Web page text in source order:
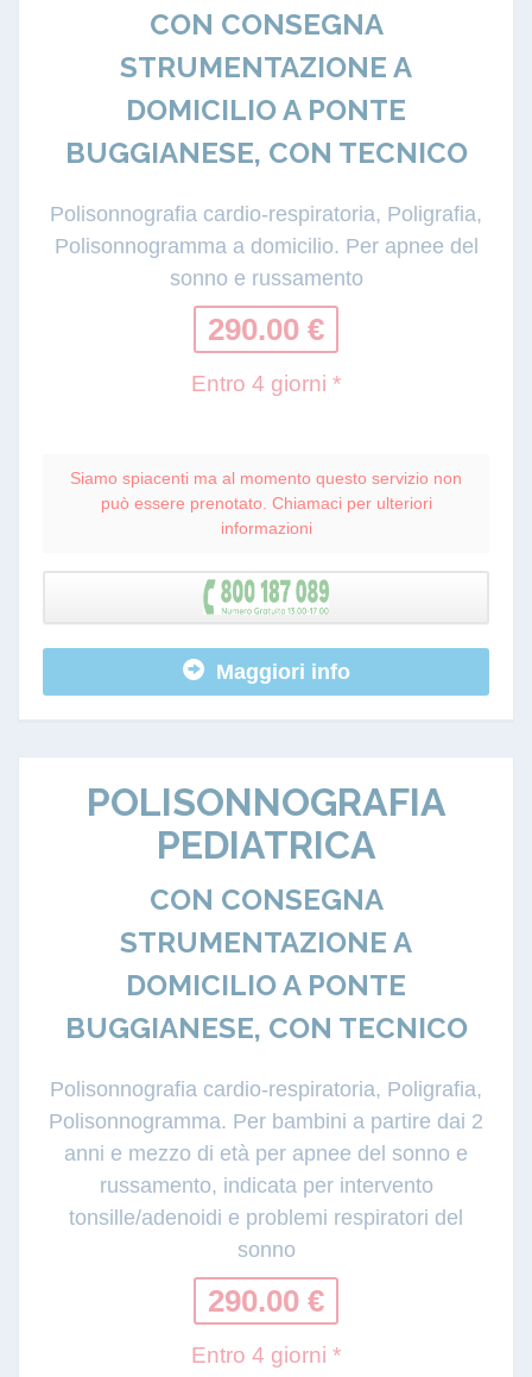
CON CONSEGNA
STRUMENTAZIONE A
DOMICILIO A PONTE
BUGGIANESE, CON TECNICO
Polisonnografia cardio-respiratoria, Poligrafia,
Polisonnogramma a domicilio. Per apnee del
sonno e russamento
290.00 €
Entro 4 giorni *
Siamo spiacenti ma al momento questo servizio non
può essere prenotato. Chiamaci per ulteriori
informazioni
Maggiori info
POLISONNOGRAFIA
PEDIATRICA
CON CONSEGNA
STRUMENTAZIONE A
DOMICILIO A PONTE
BUGGIANESE, CON TECNICO
Polisonnografia cardio-respiratoria, Poligrafia,
Polisonnogramma. Per bambini a partire dai 2
anni e mezzo di età per apnee del sonno e
russamento, indicata per intervento
tonsille/adenoidi e problemi respiratori del
sonno
290.00 €
Entro 4 giorni *